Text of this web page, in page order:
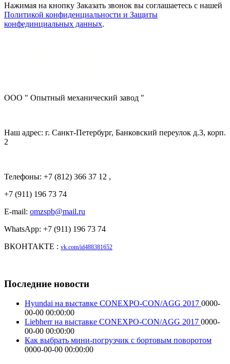
Нажимая на кнопку Заказать звонок вы соглашаетесь с нашей
Политикой конфиденциальности и Защиты
конфединциальных данных.
ООО " Опытный механический завод "
Наш адрес: г. Санкт-Петербург, Банковский переулок д.3, корп.
2
Телефоны: +7 (812) 366 37 12 ,
+7 (911) 196 73 74
E-mail: omzspb@mail.ru
WhatsApp: +7 (911) 196 73 74
ВКОНТАКТЕ : vk.com/id488381652
Последние новости
Hyundai на выставке CONEXPO-CON/AGG 2017 0000-
00-00 00:00:00
Liebherr на выставке CONEXPO-CON/AGG 2017 0000-
00-00 00:00:00
Как выбрать мини-погрузчик с бортовым поворотом
0000-00-00 00:00:00